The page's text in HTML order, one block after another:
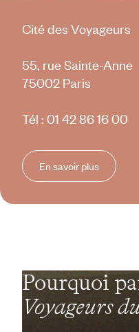
Cité des Voyageurs
55, rue Sainte-Anne
75002 Paris
Tél : 01 42 86 16 00
En savoir plus
Pourquoi
Voyageurs